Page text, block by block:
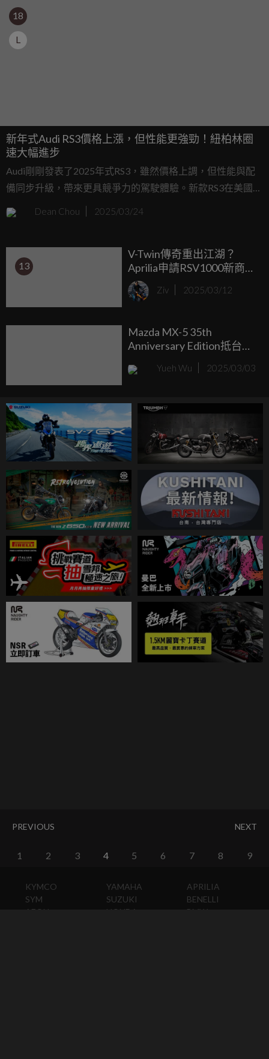
18
L
新年式Audi RS3價格上漲，但性能更強勁！紐柏林圈
速大幅進步
Audi剛剛發表了2025年式RS3，雖然價格上調，但性能與配
備同步升級，帶來更具競爭力的駕駛體驗。新款RS3在美國總
價來到64,695美元，約213萬元台幣。相較於去年的 62,795
美元，漲幅不算小，但這筆額外支出換來的升級相當值得。
Dean Chou 2025/03/24
13
V-Twin傳奇重出江湖？
Aprilia申請RSV1000新商標
引爆猜想
Ziv 2025/03/12
Mazda MX-5 35th
Anniversary Edition抵台售
罄 3月入主Mazda3、CX-30
享優惠Yueh Wu 2025/03/03
PREVIOUS NEXT
1 2 3 4 5 6 7 8 9
KYMCO
SYM
AEON
YAMAHA
SUZUKI
HONDA
APRILIA
BENELLI
BMW